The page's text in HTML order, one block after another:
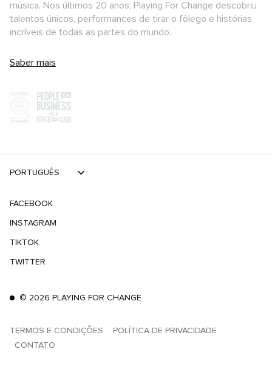
música. Nos últimos 20 anos, Playing For Change descobriu
talentos únicos, performances de tirar o fôlego e histórias
incríveis de todas as partes do mundo.
Saber mais
© 2026 PLAYING FOR CHANGE
TERMOS E CONDIÇÕES
POLÍTICA DE PRIVACIDADE
CONTATO
FACEBOOK
INSTAGRAM
TIKTOK
TWITTER
PORTUGUÊS